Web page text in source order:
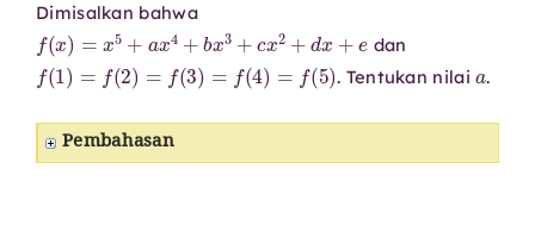
Dimisalkan bahwa
f(x ) + +b 3 c dx e
dan
f(1) 2)=f =f(4 (5)
. Tentukan nilai .
Pembahasan